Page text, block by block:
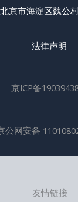
京市海淀区魏公
法律声明
京ICP备
公网安备
友情链接